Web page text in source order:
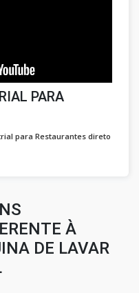
PARA
para Restaurantes direto
À
DE LAVAR